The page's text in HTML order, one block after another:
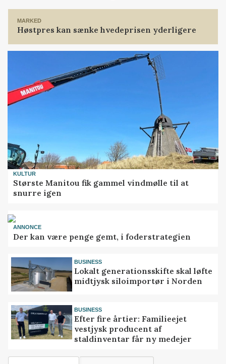
MARKED
Høstpres kan sænke hvedeprisen yderligere
KULTUR
Største Manitou fik gammel vindmølle til at
snurre igen
ANNONCE
Der kan være penge gemt, i foderstrategien
BUSINESS
Lokalt generationsskifte skal løfte
midtjysk siloimportør i Norden
BUSINESS
Efter fire årtier: Familieejet
vestjysk producent af
staldinventar får ny medejer